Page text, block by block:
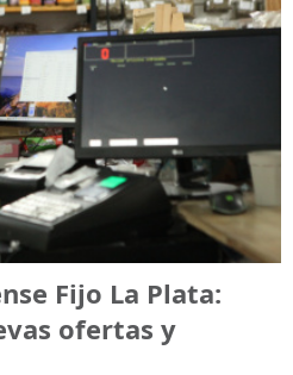
Fijo La Plata:
ofertas y